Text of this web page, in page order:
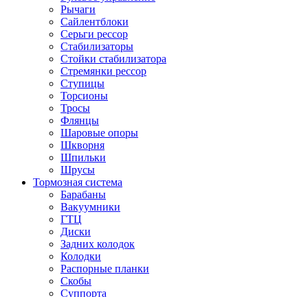
Рычаги
Сайлентблоки
Серьги рессор
Стабилизаторы
Стойки стабилизатора
Стремянки рессор
Ступицы
Торсионы
Тросы
Флянцы
Шаровые опоры
Шкворня
Шпильки
Шрусы
Тормозная система
Барабаны
Вакуумники
ГТЦ
Диски
Задних колодок
Колодки
Распорные планки
Скобы
Суппорта